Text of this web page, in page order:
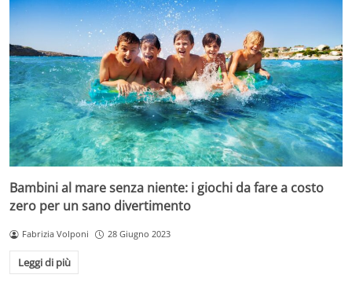
Bambini al mare senza niente: i giochi da fare a costo
zero per un sano divertimento
Fabrizia Volponi 28 Giugno 2023
Leggi di più